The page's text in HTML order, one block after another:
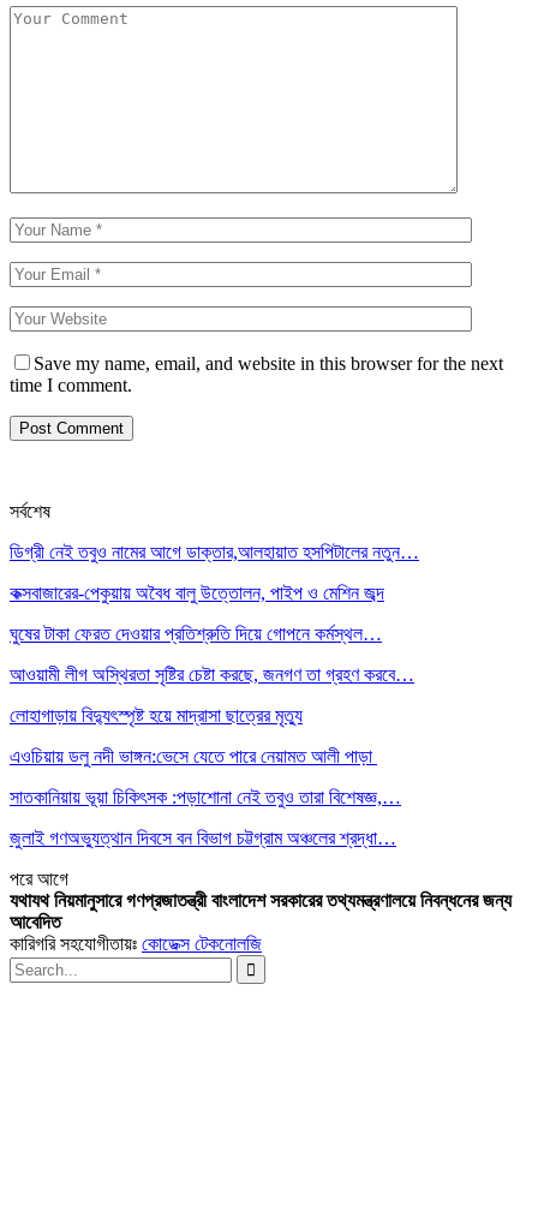
Save my name, email, and website in this browser for the next
time I comment.
সর্বশেষ
ডিগ্রী নেই তবুও নামের আগে ডাক্তার,আলহায়াত হসপিটালের নতুন…
কক্সবাজারের-পেকুয়ায় অবৈধ বালু উত্তোলন, পাইপ ও মেশিন জব্দ
ঘুষের টাকা ফেরত দেওয়ার প্রতিশ্রুতি দিয়ে গোপনে কর্মস্থল…
আওয়ামী লীগ অস্থিরতা সৃষ্টির চেষ্টা করছে, জনগণ তা গ্রহণ করবে…
লোহাগাড়ায় বিদ্যুৎস্পৃষ্ট হয়ে মাদ্রাসা ছাত্রের মৃত্যু
এওচিয়ায় ডলু নদী ভাঙ্গন:ভেসে যেতে পারে নেয়ামত আলী পাড়া
সাতকানিয়ায় ভূয়া চিকিৎসক :পড়াশোনা নেই তবুও তারা বিশেষজ্ঞ,…
জুলাই গণঅভ্যুত্থান দিবসে বন বিভাগ চট্টগ্রাম অঞ্চলের শ্রদ্ধা…
পরেআগে
যথাযথ নিয়মানুসারে গণপ্রজাতন্ত্রী বাংলাদেশ সরকারের তথ্যমন্ত্রণালয়ে নিবন্ধনের জন্য
আবেদিত
কারিগরি সহযোগীতায়ঃ কোডেক্স টেকনোলজি